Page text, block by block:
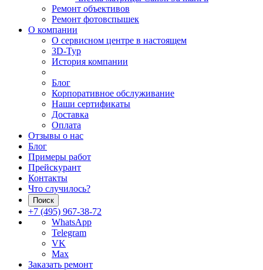
Ремонт объективов
Ремонт фотовспышек
О компании
О сервисном центре в настоящем
3D-Тур
История компании
Блог
Корпоративное обслуживание
Наши сертификаты
Доставка
Оплата
Отзывы о нас
Блог
Примеры работ
Прейскурант
Контакты
Что случилось?
Поиск
+7 (495) 967-38-72
WhatsApp
Telegram
VK
Max
Заказать ремонт